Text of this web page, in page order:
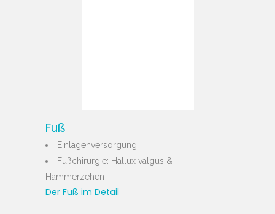
Fuß
Einlagenversorgung
Fußchirurgie: Hallux valgus &
Hammerzehen
Der Fuß im Detail